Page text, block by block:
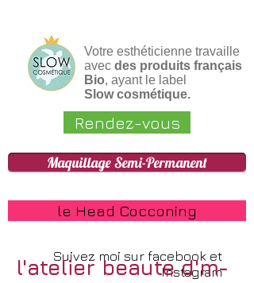
Votre esthéticienne travaille
avec des produits français
Bio, ayant le label
Slow cosmétique.
Suivez moi sur facebook et
Instagram
Maquillage Semi-Permanent
le Head Cocconing
Rendez-vous
l'atelier beaute d'm-